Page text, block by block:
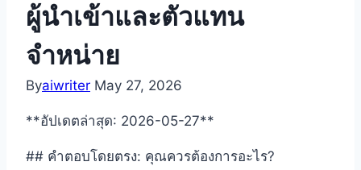
ผู้นำเข้าและตัวแทน
จำหน่าย
Byaiwriter May 27, 2026
**อัปเดตล่าสุด: 2026-05-27**
## คำตอบโดยตรง: คุณควรต้องการอะไร?